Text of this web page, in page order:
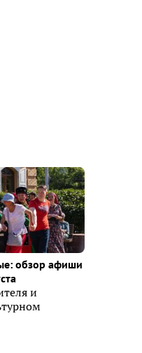
обзор афиши
и